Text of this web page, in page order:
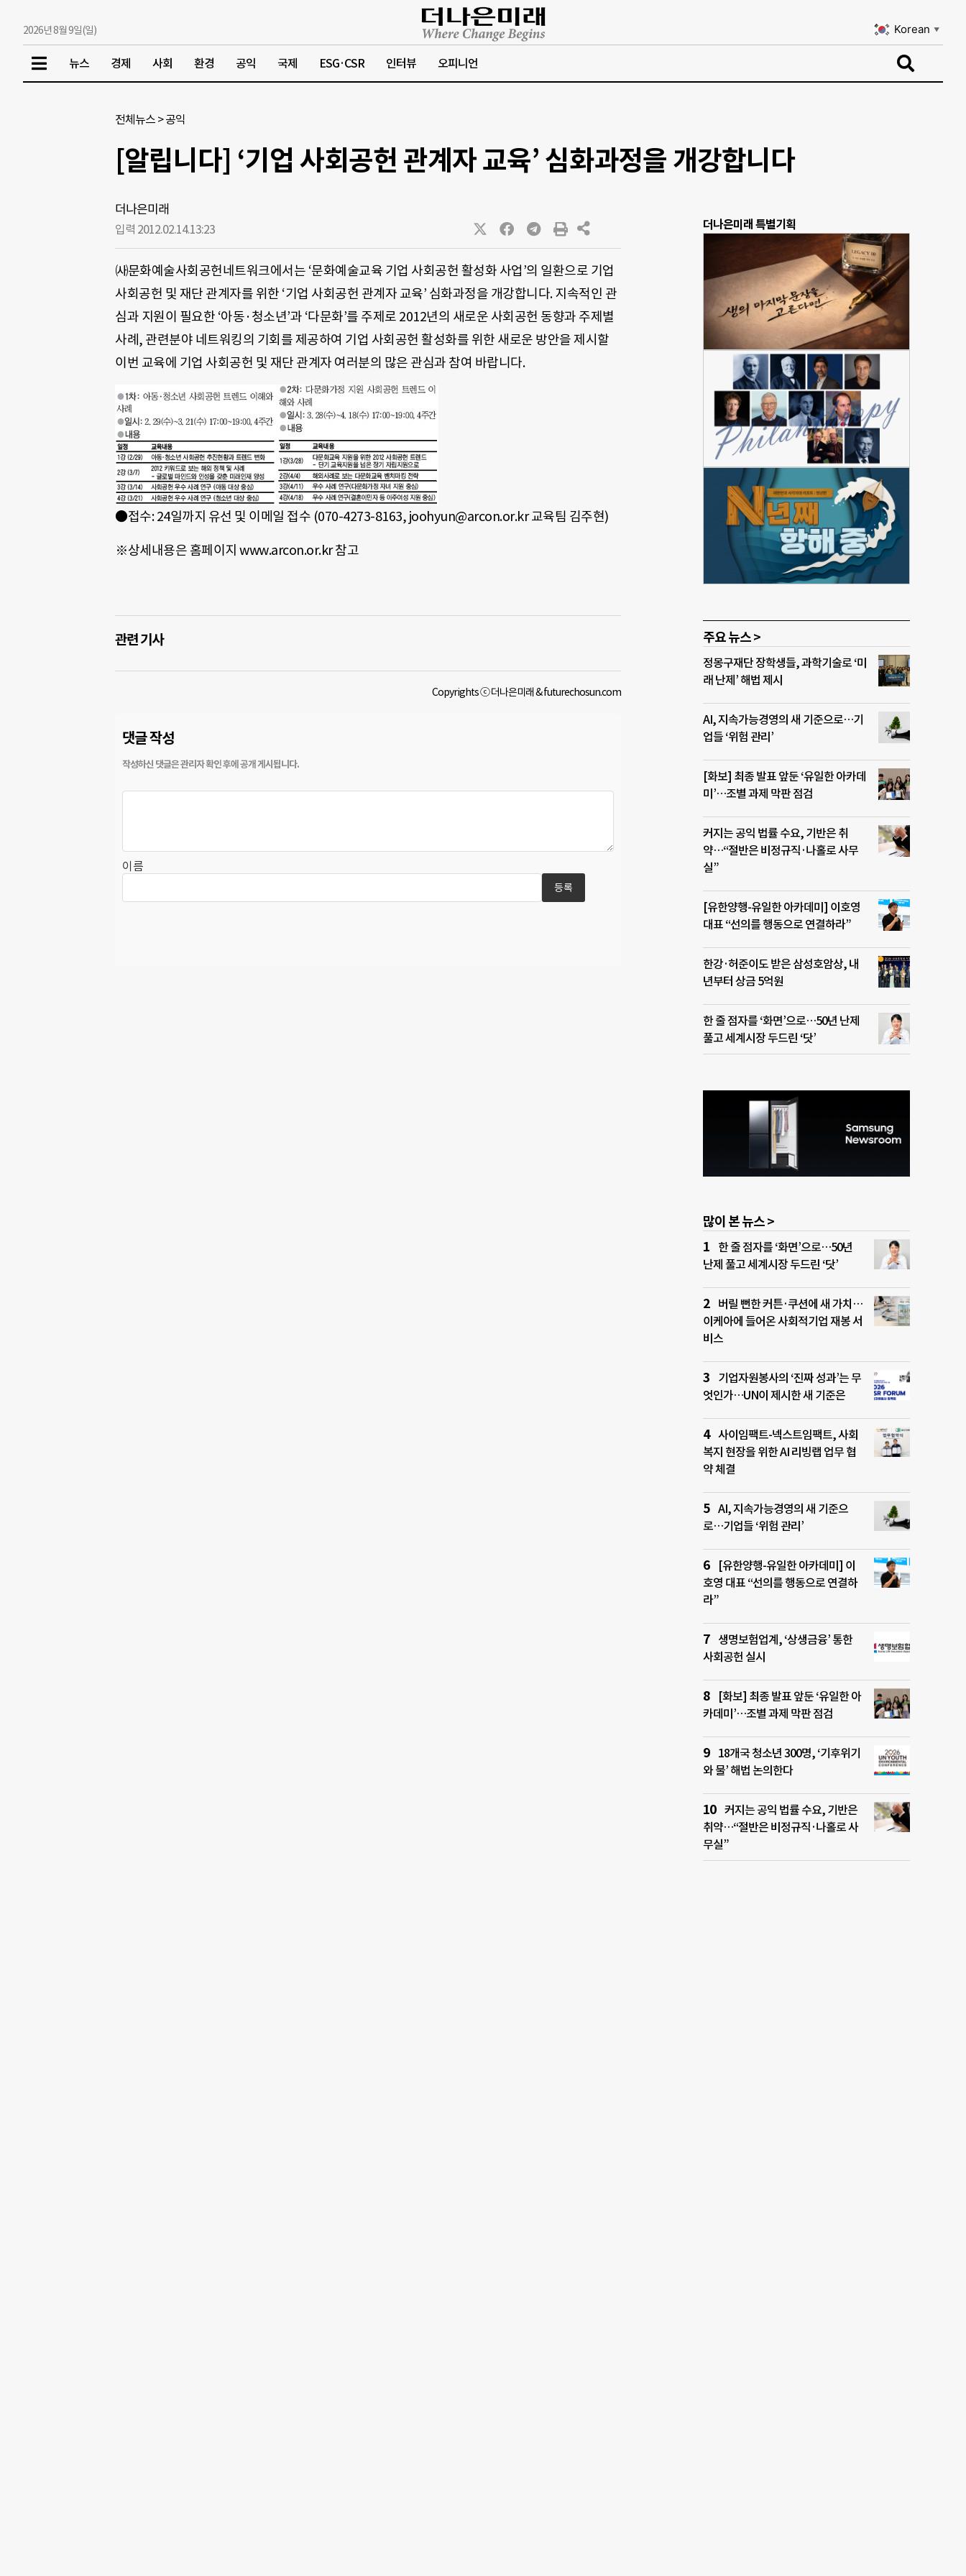
2026년 8월 9일(일) Korean ▼
뉴스 경제 사회 환경 공익 국제 ESG·CSR 인터뷰 오피니언
전체뉴스 >공익
[알립니다] ‘기업 사회공헌 관계자 교육’ 심화과정을 개강합니다
더나은미래
입력 2012.02.14.13:23
㈔문화예술사회공헌네트워크에서는 ‘문화예술교육 기업 사회공헌 활성화 사업’의 일환으로 기업
사회공헌 및 재단 관계자를 위한 ‘기업 사회공헌 관계자 교육’ 심화과정을 개강합니다. 지속적인 관
심과 지원이 필요한 ‘아동·청소년’과 ‘다문화’를 주제로 2012년의 새로운 사회공헌 동향과 주제별
사례, 관련분야 네트워킹의 기회를 제공하여 기업 사회공헌 활성화를 위한 새로운 방안을 제시할
이번 교육에 기업 사회공헌 및 재단 관계자 여러분의 많은 관심과 참여 바랍니다.
●접수: 24일까지 유선 및 이메일 접수 (070-4273-8163, joohyun@arcon.or.kr 교육팀 김주현)
※상세내용은 홈페이지 www.arcon.or.kr 참고
관련 기사
Copyrights ⓒ 더나은미래 & futurechosun.com
댓글 작성
이름
더나은미래 특별기획
주요 뉴스 >
정몽구재단 장학생들, 과학기술로 ‘미
래 난제’ 해법 제시
AI, 지속가능경영의 새 기준으로…기
업들 ‘위험 관리’
[화보] 최종 발표 앞둔 ‘유일한 아카데
미’…조별 과제 막판 점검
커지는 공익 법률 수요, 기반은 취
약…“절반은 비정규직·나홀로 사무
실”
[유한양행-유일한 아카데미] 이호영
대표 “선의를 행동으로 연결하라”
한강·허준이도 받은 삼성호암상, 내
년부터 상금 5억원
한 줄 점자를 ‘화면’으로…50년 난제
풀고 세계시장 두드린 ‘닷’
많이 본 뉴스 >
한 줄 점자를 ‘화면’으로…50년
난제 풀고 세계시장 두드린 ‘닷’
버릴 뻔한 커튼·쿠션에 새 가치…
이케아에 들어온 사회적기업 재봉 서
비스
기업자원봉사의 ‘진짜 성과’는 무
엇인가…UN이 제시한 새 기준은
사이임팩트-넥스트임팩트, 사회
복지 현장을 위한 AI 리빙랩 업무 협
약 체결
AI, 지속가능경영의 새 기준으
로…기업들 ‘위험 관리’
[유한양행-유일한 아카데미] 이
호영 대표 “선의를 행동으로 연결하
라”
생명보험업계, ‘상생금융’ 통한
사회공헌 실시
[화보] 최종 발표 앞둔 ‘유일한 아
카데미’…조별 과제 막판 점검
18개국 청소년 300명, ‘기후위기
와 물’ 해법 논의한다
커지는 공익 법률 수요, 기반은
취약…“절반은 비정규직·나홀로 사
무실”